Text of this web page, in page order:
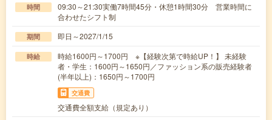
時間
09:30～21:30実働7時間45分・休憩1時間30分 営業時間に
合わせたシフト制
期間 即日～2027/1/15
時給
時給1600円～1700円 ※【経験次第で時給UP！】 未経験
者・学生：1600円～1650円／ファッション系の販売経験者
(半年以上)：1650円～1700円
交通費
交通費全額支給（規定あり）